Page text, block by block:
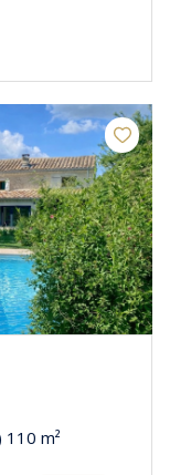
Mas 4 pièce(s) 3 chambre(s) 110 m²